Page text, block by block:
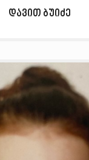
დავით ბუიძე